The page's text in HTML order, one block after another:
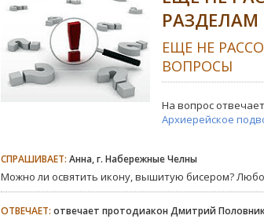
ЕЩЕ НЕ
ВОПРОСЫ
На вопрос
Архиерейское
СПРАШИВАЕТ: Анна, г. Набережные Челны
Можно ли освятить икону, вышитую бисером?
ОТВЕЧАЕТ: отвечает протодиакон Дмитрий